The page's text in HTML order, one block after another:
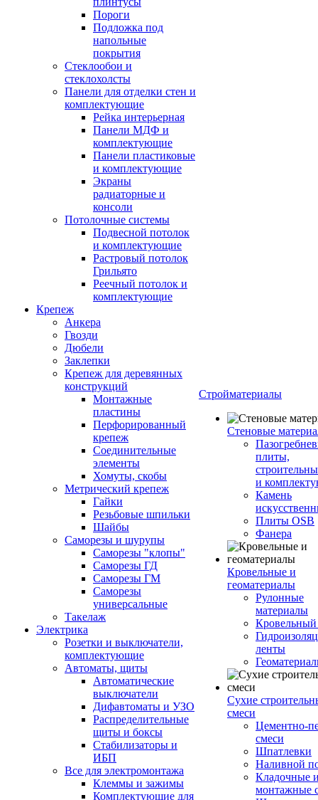
Пороги
Подложка под
напольные
покрытия
Стеклообои и
стеклохолсты
Панели для отделки стен и
комплектующие
Рейка интерьерная
Панели МДФ и
комплектующие
Панели пластиковые
и комплектующие
Экраны
радиаторные и
консоли
Потолочные системы
Подвесной потолок
и комплектующие
Растровый потолок
Грильято
Реечный потолок и
комплектующие
Крепеж
Анкера
Гвозди
Дюбели
Заклепки
Крепеж для деревянных
конструкций
Монтажные
пластины
Перфорированный
крепеж
Соединительные
элементы
Хомуты, скобы
Метрический крепеж
Гайки
Резьбовые шпильки
Шайбы
Саморезы и шурупы
Саморезы "клопы"
Саморезы ГД
Саморезы ГМ
Саморезы
универсальные
Такелаж
Электрика
Розетки и выключатели,
комплектующие
Автоматы, щиты
Автоматические
выключатели
Дифавтоматы и УЗО
Распределительные
щиты и боксы
Стабилизаторы и
ИБП
Все для электромонтажа
Клеммы и зажимы
Комплектующие для
Стройматериалы
Стеновые
плиты,
и
Камень
Плиты OSB
Фанера
Кровельные и
геоматериалы
Рулонные
материалы
ленты
Сухие
смеси
Цементно-
смеси
Шпатлевки
Наливной
Кладочные
монтажные